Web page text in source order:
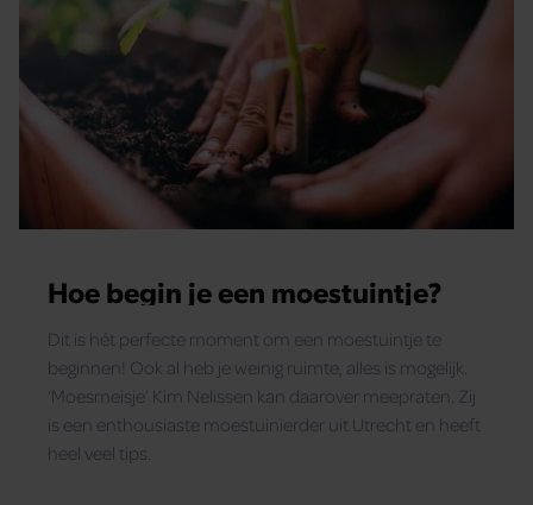
Hoe begin je een moestuintje?
Dit is hét perfecte moment om een moestuintje te
beginnen! Ook al heb je weinig ruimte, alles is mogelijk.
‘Moesmeisje’ Kim Nelissen kan daarover meepraten. Zij
is een enthousiaste moestuinierder uit Utrecht en heeft
heel veel tips.